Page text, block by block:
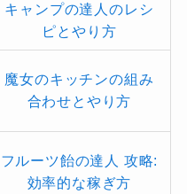
キャンプの達人のレシ
ピとやり方
魔女のキッチンの組み
合わせとやり方
フルーツ飴の達人 攻略:
効率的な稼ぎ方